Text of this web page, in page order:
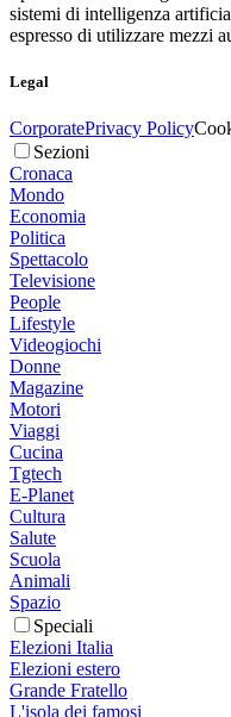
sistemi di intelligenza
espresso di utilizzare mezzi
Legal
CorporatePrivacy Policy
Sezioni
Cronaca
Mondo
Economia
Politica
Spettacolo
Televisione
People
Lifestyle
Videogiochi
Donne
Magazine
Motori
Viaggi
Cucina
Tgtech
E-Planet
Cultura
Salute
Scuola
Animali
Spazio
Speciali
Elezioni Italia
Elezioni estero
Grande Fratello
L'isola dei famosi